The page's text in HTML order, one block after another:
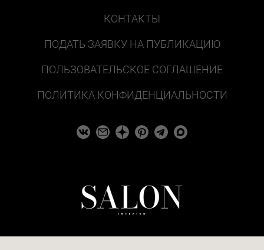
КОНТАКТЫ
ПОДАТЬ ЗАЯВКУ НА ПУБЛИКАЦИЮ
ПОЛЬЗОВАТЕЛЬСКОЕ СОГЛАШЕНИЕ
ПОЛИТИКА КОНФИДЕНЦИАЛЬНОСТИ